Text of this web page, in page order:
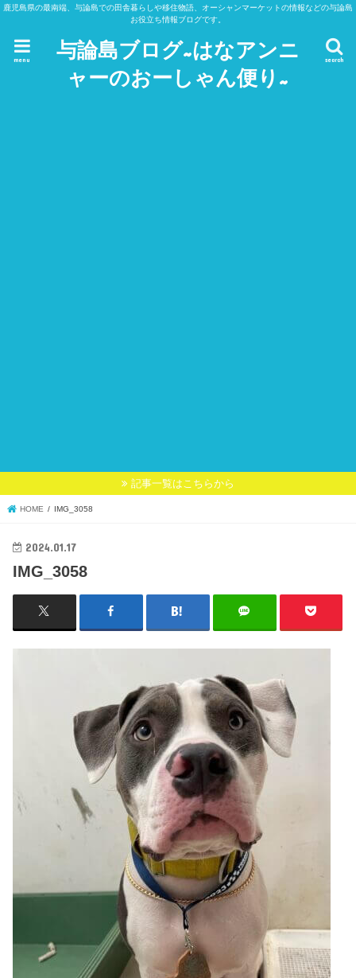
鹿児島県の最南端、与論島での田舎暮らしや移住物語、オーシャンマーケットの情報などの与論島
お役立ち情報ブログです。
与論島ブログ~はなアンニ
ャーのおーしゃん便り~
search
menu
記事一覧はこちらから
HOME IMG_3058
2024.01.17
IMG_3058